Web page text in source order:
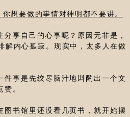
你想要做的事情对神明都不要讲。
享自己的心事呢？原因无非是，
解内心孤寂。现实中，太多人在做
件事是先绞尽脑汁地斟酌出一个文
。
图书馆里还没看几页书，就开始摆